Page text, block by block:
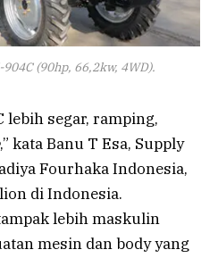
(90hp, 66,2kw, 4WD).
lebih segar, ramping,
,” kata Banu T Esa, Supply
Fourhaka Indonesia,
di Indonesia.
lebih maskulin
mesin dan body yang